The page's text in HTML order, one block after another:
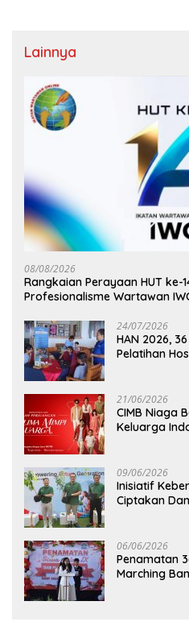
Lainnya
08/08/2026
Rangkaian Perayaan HUT ke-
Profesionalisme Wartawan
24/07/2026
HAN 2026,
Pelatihan
21/06/2026
CIMB Niaga
Keluarga
09/06/2026
Inisiatif
Ciptakan
06/06/2026
Penamatan
Marching